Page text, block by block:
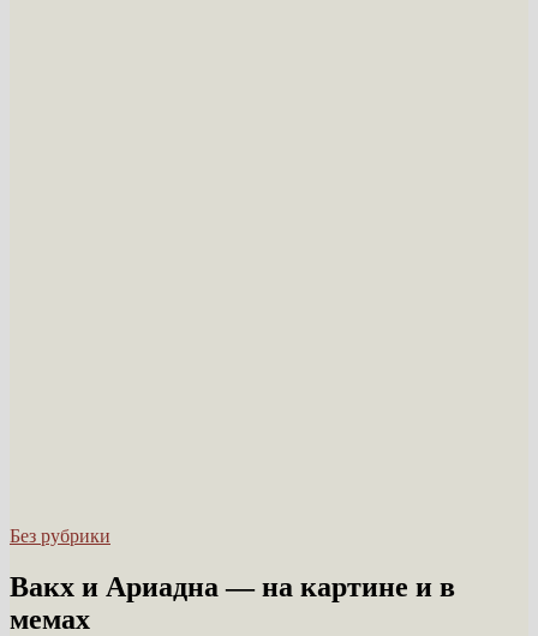
Без рубрики
Вакх и Ариадна — на картине и в
мемах